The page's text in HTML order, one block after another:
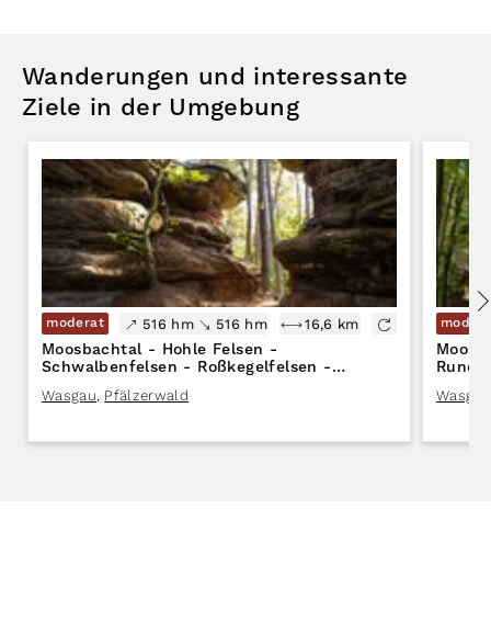
Wanderungen und interessante
Ziele in der Umgebung
moderat 516 hm 516 hm 16,6 km
Moosbachtal - Hohle Felsen -
Schwalbenfelsen - Roßkegelfelsen -
Rundwanderung
Wasgau, Pfälzerwald Wasgau